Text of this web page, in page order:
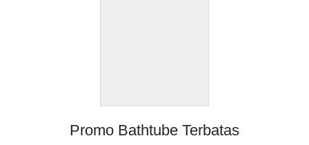
Promo Bathtube Terbatas